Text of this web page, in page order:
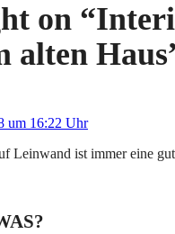
on “
alten Haus
um 16:22 Uhr
Leinwand ist immer eine